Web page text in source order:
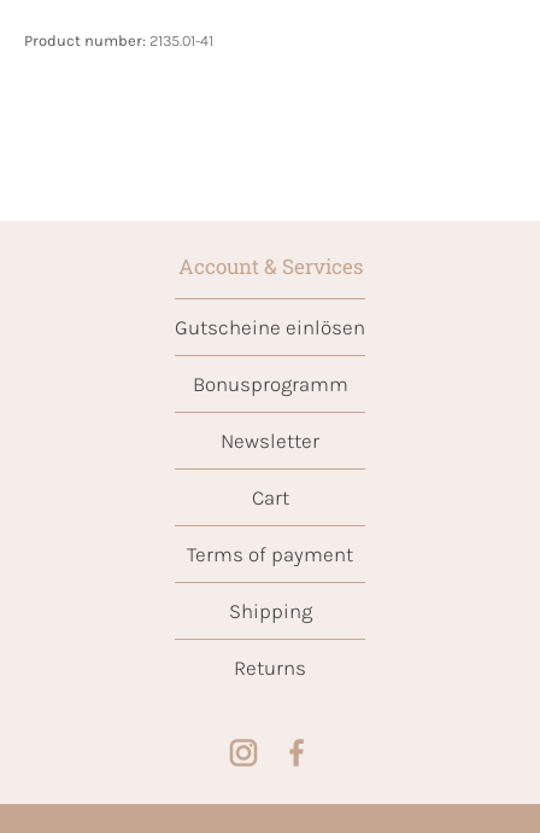
Product number: 2135.01-41
Account & Services
Gutscheine einlösen
Bonusprogramm
Newsletter
Cart
Terms of payment
Shipping
Returns